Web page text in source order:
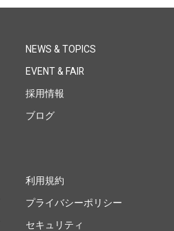
NEWS & TOPICS
EVENT & FAIR
採用情報
ブログ
利用規約
プライバシーポリシー
セキュリティ